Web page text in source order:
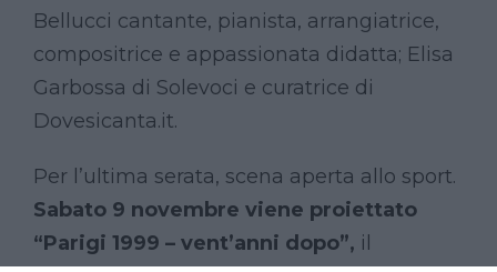
Bellucci cantante, pianista, arrangiatrice,
compositrice e appassionata didatta; Elisa
Garbossa di Solevoci e curatrice di
Dovesicanta.it.
Per l’ultima serata, scena aperta allo sport.
Sabato 9 novembre viene proiettato
“Parigi 1999 – vent’anni dopo”, il